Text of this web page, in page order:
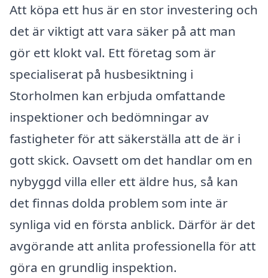
Att köpa ett hus är en stor investering och
det är viktigt att vara säker på att man
gör ett klokt val. Ett företag som är
specialiserat på husbesiktning i
Storholmen kan erbjuda omfattande
inspektioner och bedömningar av
fastigheter för att säkerställa att de är i
gott skick. Oavsett om det handlar om en
nybyggd villa eller ett äldre hus, så kan
det finnas dolda problem som inte är
synliga vid en första anblick. Därför är det
avgörande att anlita professionella för att
göra en grundlig inspektion.